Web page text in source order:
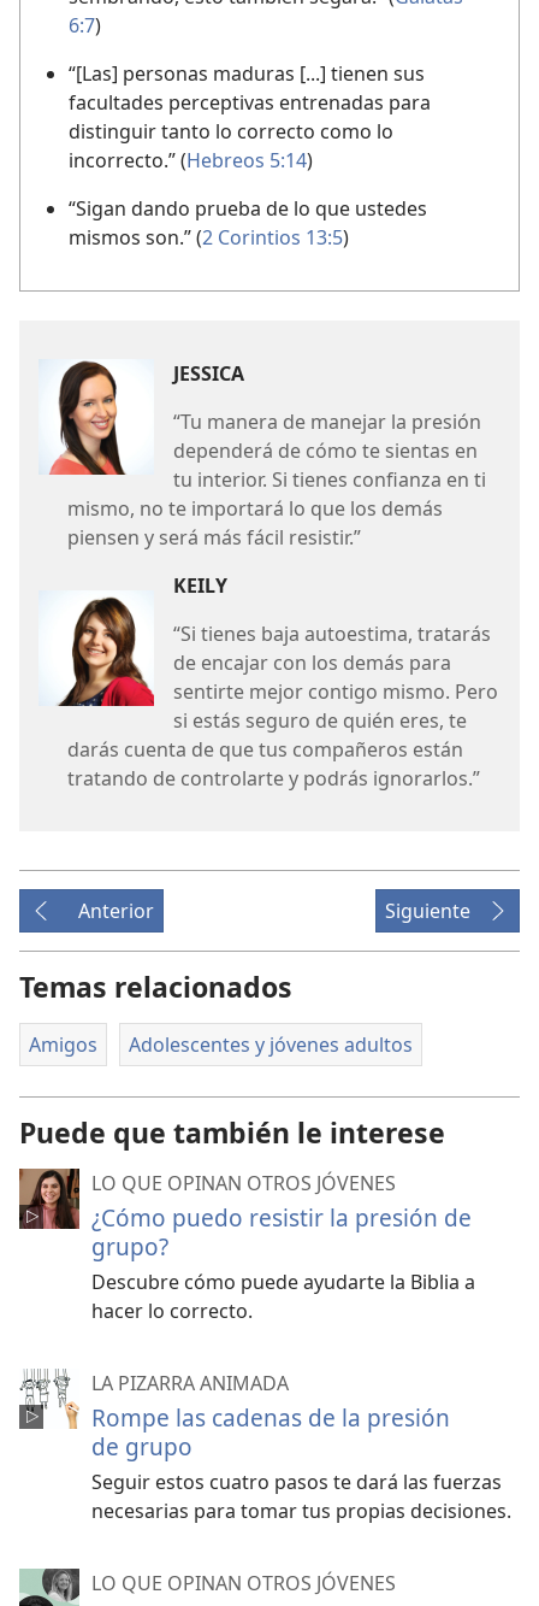
6:7)
“[Las] personas maduras [...] tienen sus
facultades perceptivas entrenadas para
distinguir tanto lo correcto como lo
incorrecto.” (Hebreos 5:14)
“Sigan dando prueba de lo que ustedes
mismos son.” (2 Corintios 13:5)
JESSICA
“Tu manera de manejar la presión
dependerá de cómo te sientas en
tu interior. Si tienes confianza en ti
mismo, no te importará lo que los demás
piensen y será más fácil resistir.”
KEILY
“Si tienes baja autoestima, tratarás
de encajar con los demás para
sentirte mejor contigo mismo. Pero
si estás seguro de quién eres, te
darás cuenta de que tus compañeros están
tratando de controlarte y podrás ignorarlos.”
Anterior Siguiente
Temas relacionados
Amigos Adolescentes y jóvenes adultos
Puede que también le interese
LO QUE OPINAN OTROS JÓVENES
¿Cómo puedo resistir la presión de
grupo?
Descubre cómo puede ayudarte la Biblia a
hacer lo correcto.
LA PIZARRA ANIMADA
Rompe las cadenas de la presión
de grupo
Seguir estos cuatro pasos te dará las fuerzas
necesarias para tomar tus propias decisiones.
LO QUE OPINAN OTROS JÓVENES